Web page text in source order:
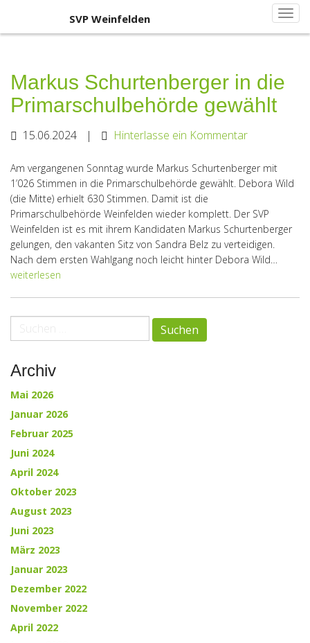
Primary
Menu
content
SVP Weinfelden
Markus Schurtenberger in die
Primarschulbehörde gewählt
15.06.2024 | Hinterlasse ein Kommentar
Am vergangenen Sonntag wurde Markus Schurtenberger mit
1’026 Stimmen in die Primarschulbehörde gewählt. Debora Wild
(die Mitte) erhielt 630 Stimmen. Damit ist die
Primarschulbehörde Weinfelden wieder komplett. Der SVP
Weinfelden ist es mit ihrem Kandidaten Markus Schurtenberger
gelungen, den vakanten Sitz von Sandra Belz zu verteidigen.
Nach dem ersten Wahlgang noch leicht hinter Debora Wild…
weiterlesen
Archiv
Mai 2026
Januar 2026
Februar 2025
Juni 2024
April 2024
Oktober 2023
August 2023
Juni 2023
März 2023
Januar 2023
Dezember 2022
November 2022
April 2022